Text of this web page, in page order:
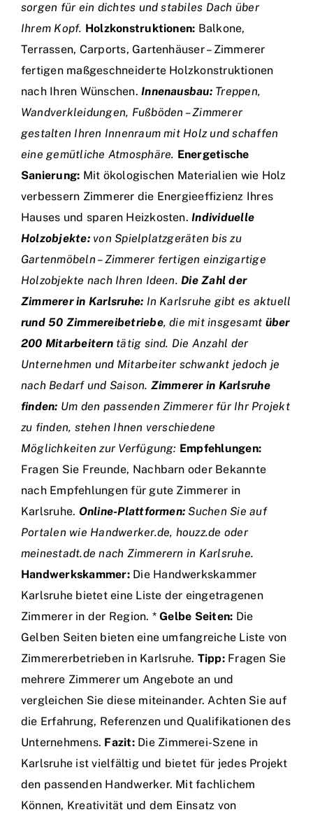
sorgen für ein dichtes und stabiles Dach über
Ihrem Kopf. Holzkonstruktionen: Balkone,
Terrassen, Carports, Gartenhäuser – Zimmerer
fertigen maßgeschneiderte Holzkonstruktionen
nach Ihren Wünschen.Innenausbau:Treppen,
Wandverkleidungen, Fußböden – Zimmerer
gestalten Ihren Innenraum mit Holz und schaffen
eine gemütliche Atmosphäre. Energetische
Sanierung: Mit ökologischen Materialien wie Holz
verbessern Zimmerer die Energieeffizienz Ihres
Hauses und sparen Heizkosten.Individuelle
Holzobjekte:von Spielplatzgeräten bis zu
Gartenmöbeln – Zimmerer fertigen einzigartige
Holzobjekte nach Ihren Ideen.Die Zahl der
Zimmerer in Karlsruhe: In Karlsruhe gibt es aktuell
rund 50 Zimmereibetriebe, die mit insgesamt über
200 Mitarbeiterntätig sind. Die Anzahl der
Unternehmen und Mitarbeiter schwankt jedoch je
nach Bedarf und Saison. Zimmerer in Karlsruhe
finden: Um den passenden Zimmerer für Ihr Projekt
zu finden, stehen Ihnen verschiedene
Möglichkeiten zur Verfügung: Empfehlungen:
Fragen Sie Freunde, Nachbarn oder Bekannte
nach Empfehlungen für gute Zimmerer in
Karlsruhe. Online-Plattformen: Suchen Sie auf
Portalen wie Handwerker.de, houzz.de oder
meinestadt.de nach Zimmerern in Karlsruhe.
Handwerkskammer:Die Handwerkskammer
Karlsruhe bietet eine Liste der eingetragenen
Zimmerer in der Region. *Gelbe Seiten: Die
Gelben Seiten bieten eine umfangreiche Liste von
Zimmererbetrieben in Karlsruhe. Tipp:Fragen Sie
mehrere Zimmerer um Angebote an und
vergleichen Sie diese miteinander. Achten Sie auf
die Erfahrung, Referenzen und Qualifikationen des
Unternehmens. Fazit:Die Zimmerei-Szene in
Karlsruhe ist vielfältig und bietet für jedes Projekt
den passenden Handwerker. Mit fachlichem
Können, Kreativität und dem Einsatz von